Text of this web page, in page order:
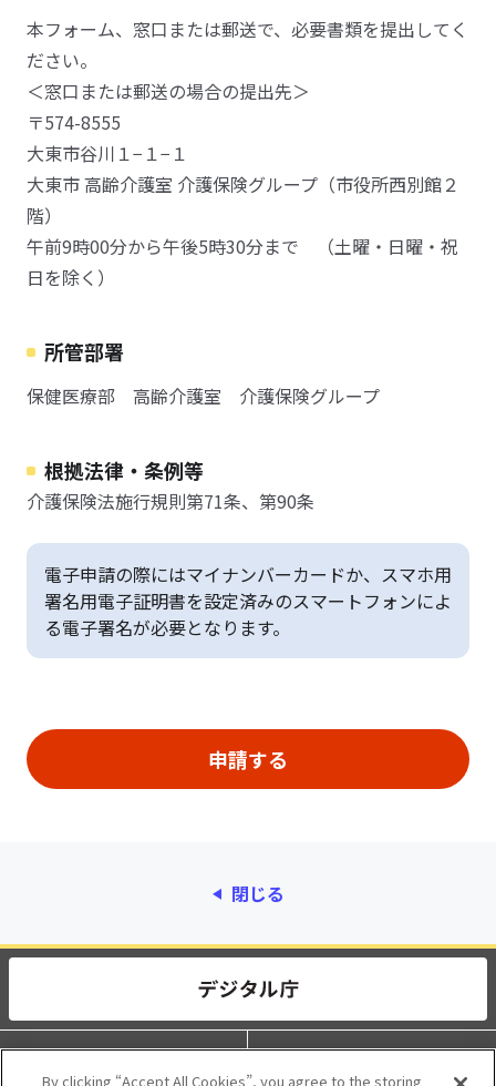
本フォーム、窓口または郵送で、必要書類を提出してく
ださい。
＜窓口または郵送の場合の提出先＞
〒574-8555
大東市谷川１−１−１
大東市 高齢介護室 介護保険グループ（市役所西別館２
階）
午前9時00分から午後5時30分まで （土曜・日曜・祝
日を除く）
所管部署
保健医療部 高齢介護室 介護保険グループ
根拠法律・条例等
介護保険法施行規則第71条、第90条
電子申請の際にはマイナンバーカードか、スマホ用
署名用電子証明書を設定済みのスマートフォンによ
る電子署名が必要となります。
閉じる
動作環境 個人情報保護
By clicking “Accept All Cookies”, you agree to the storing